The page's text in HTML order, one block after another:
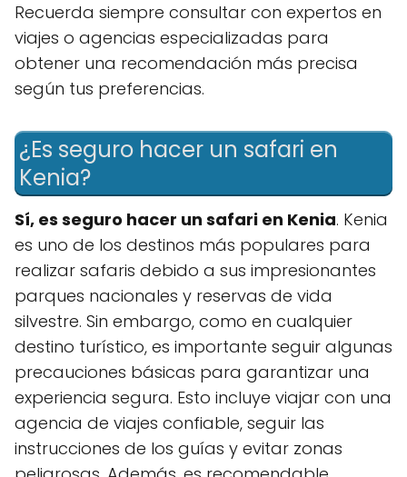
Recuerda siempre consultar con expertos en
viajes o agencias especializadas para
obtener una recomendación más precisa
según tus preferencias.
¿Es seguro hacer un safari en
Kenia?
Sí, es seguro hacer un safari en Kenia. Kenia
es uno de los destinos más populares para
realizar safaris debido a sus impresionantes
parques nacionales y reservas de vida
silvestre. Sin embargo, como en cualquier
destino turístico, es importante seguir algunas
precauciones básicas para garantizar una
experiencia segura. Esto incluye viajar con una
agencia de viajes confiable, seguir las
instrucciones de los guías y evitar zonas